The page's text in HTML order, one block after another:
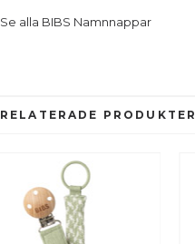
Se alla BIBS Namnnappar
RELATERADE PRODUKTER